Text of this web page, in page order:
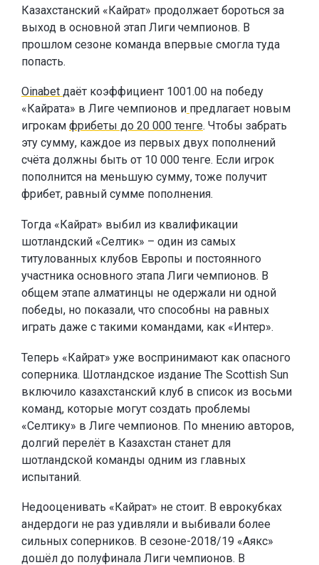
Казахстанский «Кайрат» продолжает бороться за
выход в основной этап Лиги чемпионов. В
прошлом сезоне команда впервые смогла туда
попасть.
Oinabet даёт коэффициент 1001.00 на победу
«Кайрата» в Лиге чемпионов и предлагает новым
игрокам фрибеты до 20 000 тенге. Чтобы забрать
эту сумму, каждое из первых двух пополнений
счёта должны быть от 10 000 тенге. Если игрок
пополнится на меньшую сумму, тоже получит
фрибет, равный сумме пополнения.
Тогда «Кайрат» выбил из квалификации
шотландский «Селтик» – один из самых
титулованных клубов Европы и постоянного
участника основного этапа Лиги чемпионов. В
общем этапе алматинцы не одержали ни одной
победы, но показали, что способны на равных
играть даже с такими командами, как «Интер».
Теперь «Кайрат» уже воспринимают как опасного
соперника. Шотландское издание The Scottish Sun
включило казахстанский клуб в список из восьми
команд, которые могут создать проблемы
«Селтику» в Лиге чемпионов. По мнению авторов,
долгий перелёт в Казахстан станет для
шотландской команды одним из главных
испытаний.
Недооценивать «Кайрат» не стоит. В еврокубках
андердоги не раз удивляли и выбивали более
сильных соперников. В сезоне-2018/19 «Аякс»
дошёл до полуфинала Лиги чемпионов. В